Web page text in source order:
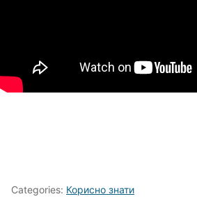
Categories: Корисно знати